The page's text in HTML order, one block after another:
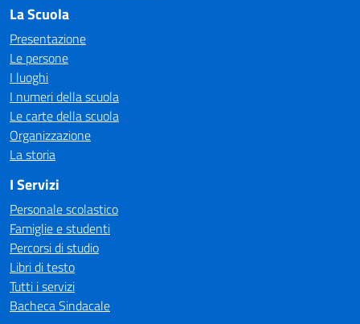
La Scuola
Presentazione
Le persone
I luoghi
I numeri della scuola
Le carte della scuola
Organizzazione
La storia
I Servizi
Personale scolastico
Famiglie e studenti
Percorsi di studio
Libri di testo
Tutti i servizi
Bacheca Sindacale